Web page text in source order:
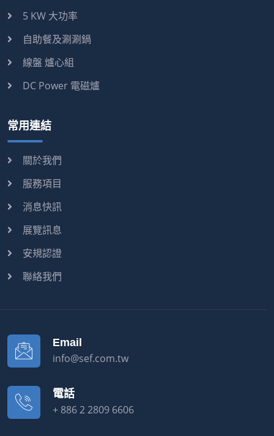
5 KW 大功率
自助餐及涮涮鍋
線盤 爐心組
DC Power 電磁爐
常用連結
關於我們
服務項目
消息快訊
展覽訊息
安規認證
聯絡我們
Email
info@sef.com.tw
電話
+ 886 2 2809 6606